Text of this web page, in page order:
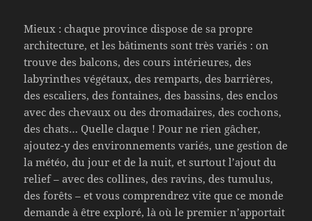
Mieux : chaque province dispose de sa propre
architecture, et les bâtiments sont très variés : on
trouve des balcons, des cours intérieures, des
labyrinthes végétaux, des remparts, des barrières,
des escaliers, des fontaines, des bassins, des enclos
avec des chevaux ou des dromadaires, des cochons,
des chats… Quelle claque ! Pour ne rien gâcher,
ajoutez-y des environnements variés, une gestion de
la météo, du jour et de la nuit, et surtout l’ajout du
relief – avec des collines, des ravins, des tumulus,
des forêts – et vous comprendrez vite que ce monde
demande à être exploré, là où le premier n’apportait